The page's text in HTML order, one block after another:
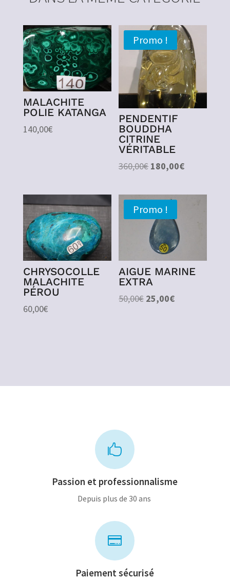
MALACHITE
POLIE KATANGA
140,00€
Promo !
PENDENTIF
BOUDDHA
CITRINE
VÉRITABLE
360,00€ Le
initial
était :
360,00€.
180,00€Le
actuel
CHRYSOCOLLE
MALACHITE
PÉROU
60,00€
Promo !
AIGUE MARINE
EXTRA
50,00€ Le
25,00€Le

Passion et professionnalisme
Depuis plus de 30 ans

Paiement sécurisé